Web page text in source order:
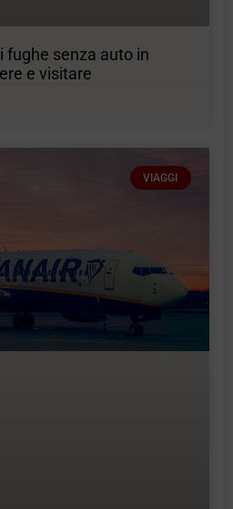
fughe senza auto in
e visitare
VIAGGI